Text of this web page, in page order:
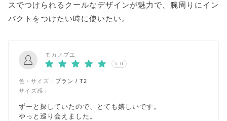
スでつけられるクールなデザインが魅力で、腕周りにイン
パクトをつけたい時に使いたい。
モカノブエ
5.0
色・サイズ： ブラン / T2
サイズ感：
ずーと探していたので、とても嬉しいです。
やっと巡り会えました。